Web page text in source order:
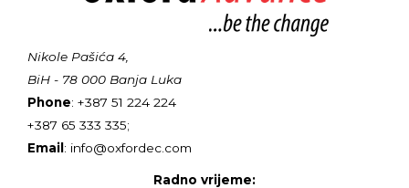
Nikole Pašića 4,
BiH - 78 000 Banja Luka
Phone: +387 51 224 224
+387 65 333 335;
Email: info@oxfordec.com
Radno vrijeme: